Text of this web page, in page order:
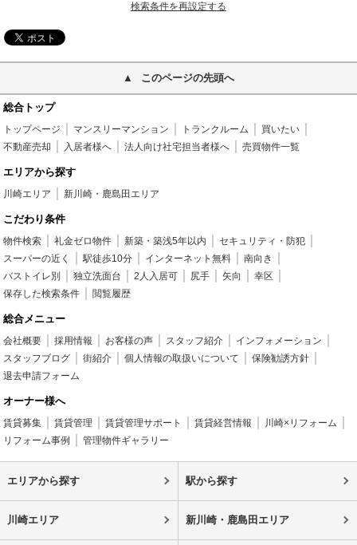
検索条件を再設定する
このページの先頭へ
総合トップ
トップページ マンスリーマンション トランクルーム
買いたい
不動産売却
入居者様へ 法人向け社宅担当者様へ 売買物件一覧
エリアから探す
川崎エリア 新川崎・鹿島田エリア
こだわり条件
物件検索 礼金ゼロ物件 新築・築浅5年以内
セキュリティ・防犯
スーパーの近く
駅徒歩10分 インターネット無料
南向き
バストイレ別
独立洗面台 2人入居可 尻手 矢向
幸区
保存した検索条件
閲覧履歴
総合メニュー
会社概要 採用情報 お客様の声 スタッフ紹介
インフォメーション
スタッフブログ
街紹介 個人情報の取扱いについて
保険勧誘方針
退去申請フォーム
オーナー様へ
賃貸募集 賃貸管理 賃貸管理サポート 賃貸経営情報
川崎×リフォーム
リフォーム事例
管理物件ギャラリー
エリアから探す 駅から探す
川崎エリア 新川崎・鹿島田エリア